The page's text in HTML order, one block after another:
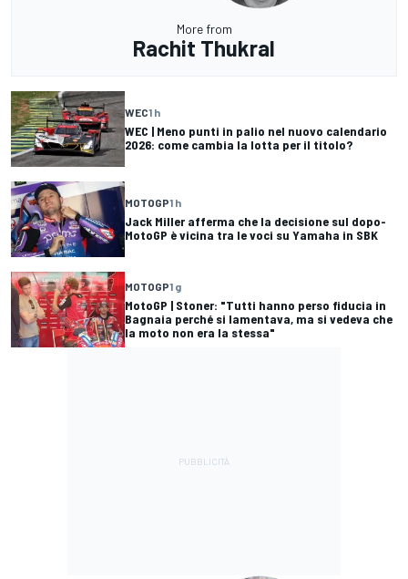
More from
Rachit Thukral
WEC1 h
WEC | Meno punti in palio nel nuovo calendario
2026: come cambia la lotta per il titolo?
MOTOGP1 h
Jack Miller afferma che la decisione sul dopo-
MotoGP è vicina tra le voci su Yamaha in SBK
MOTOGP1 g
MotoGP | Stoner: "Tutti hanno perso fiducia in
Bagnaia perché si lamentava, ma si vedeva che
la moto non era la stessa"